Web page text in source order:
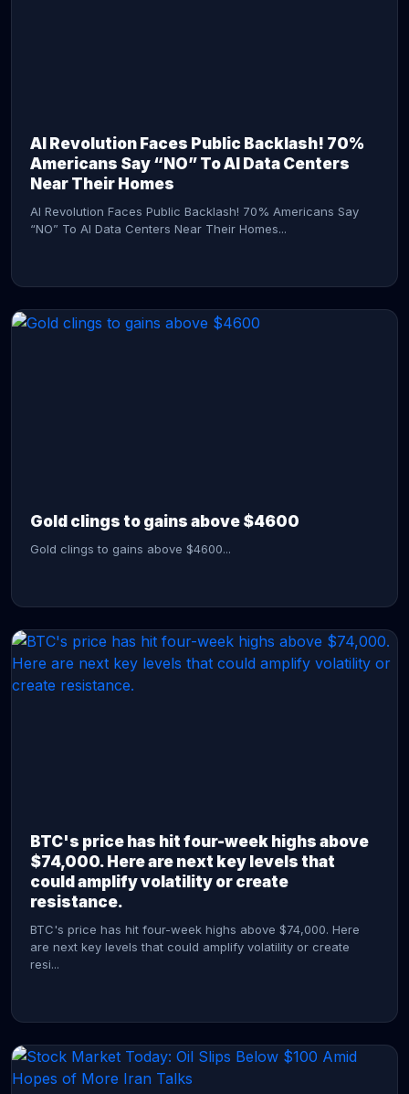
AI Revolution Faces Public Backlash! 70%
Americans Say “NO” To AI Data Centers
Near Their Homes
AI Revolution Faces Public Backlash! 70% Americans Say
“NO” To AI Data Centers Near Their Homes...
Gold clings to gains above $4600
Gold clings to gains above $4600...
BTC's price has hit four-week highs above
$74,000. Here are next key levels that
could amplify volatility or create
resistance.
BTC's price has hit four-week highs above $74,000. Here
are next key levels that could amplify volatility or create
resi...